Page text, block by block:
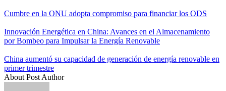
Cumbre en la ONU adopta compromiso para financiar los ODS
Innovación Energética en China: Avances en el Almacenamiento
por Bombeo para Impulsar la Energía Renovable
China aumentó su capacidad de generación de energía renovable en
primer trimestre
About Post Author